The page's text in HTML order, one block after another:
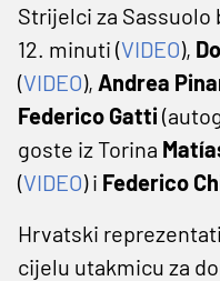
Strijelci za Sassuolo
12. minuti (VIDEO),
(VIDEO), Andrea
Federico Gatti
goste iz Torina
(VIDEO) i Federico
Hrvatski
cijelu utakmicu za